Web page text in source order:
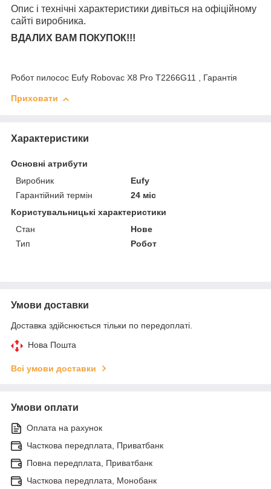
Опис і технічні характеристики дивіться на офіційному
сайті виробника.
ВДАЛИХ ВАМ ПОКУПОК!!!
Робот пилосос Eufy Robovac X8 Pro T2266G11 , Гарантія
Приховати
Характеристики
Основні атрибути
Виробник
Eufy
Гарантійний термін
24 міс
Користувальницькі характеристики
Стан
Нове
Тип
Робот
Умови доставки
Доставка здійснюється тільки по передоплаті.
Нова Пошта
Всі умови доставки
Умови оплати
Оплата на рахунок
Часткова передплата, Приватбанк
Повна передплата, Приватбанк
Часткова передплата, Монобанк